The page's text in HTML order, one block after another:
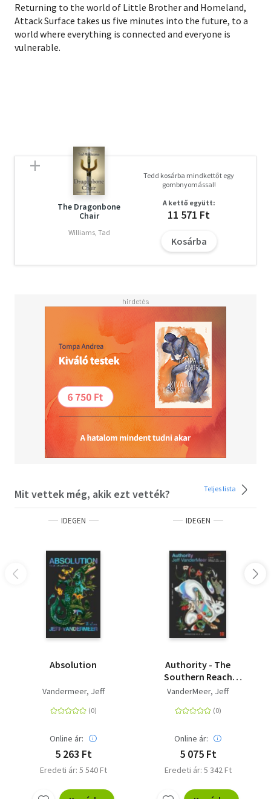
Returning to the world of Little Brother and Homeland,
Attack Surface takes us five minutes into the future, to a
world where everything is connected and everyone is
vulnerable.
The Dragonbone
Chair
Williams, Tad
Tedd kosárba mindkettőt egy
gombnyomással!
A kettő együtt:
11 571 Ft
Kosárba
Mit vettek még, akik ezt vették? Teljes lista
IDEGEN
Absolution
Vandermeer, Jeff
Online ár:
5 263 Ft
Eredeti ár: 5 540 Ft
IDEGEN
Authority - The
Southern Reach
Trilogy 2
VanderMeer, Jeff
Online ár:
5 075 Ft
Eredeti ár: 5 342 Ft